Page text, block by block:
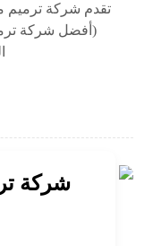
تقدم شركة ترميم
(أفضل شركة
شركة